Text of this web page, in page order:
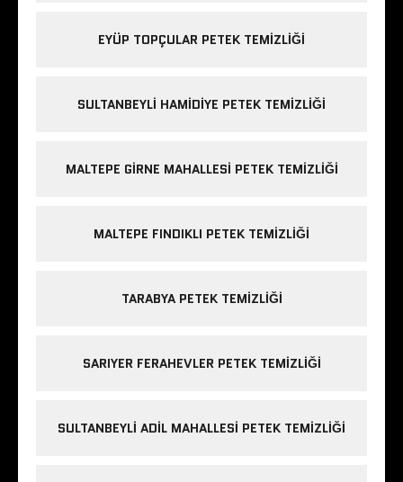
EYÜP TOPÇULAR PETEK TEMIZLIĞI
SULTANBEYLI HAMIDIYE PETEK TEMIZLIĞI
MALTEPE GIRNE MAHALLESI PETEK TEMIZLIĞI
MALTEPE FINDIKLI PETEK TEMIZLIĞI
TARABYA PETEK TEMIZLIĞI
SARIYER FERAHEVLER PETEK TEMIZLIĞI
SULTANBEYLI ADIL MAHALLESI PETEK TEMIZLIĞI